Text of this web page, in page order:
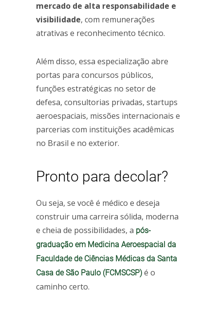
mercado de alta responsabilidade e
visibilidade, com remunerações
atrativas e reconhecimento técnico.
Além disso, essa especialização abre
portas para concursos públicos,
funções estratégicas no setor de
defesa, consultorias privadas, startups
aeroespaciais, missões internacionais e
parcerias com instituições acadêmicas
no Brasil e no exterior.
Pronto para decolar?
Ou seja, se você é médico e deseja
construir uma carreira sólida, moderna
e cheia de possibilidades, a pós-
graduação em Medicina Aeroespacial da
Faculdade de Ciências Médicas da Santa
Casa de São Paulo (FCMSCSP) é o
caminho certo.